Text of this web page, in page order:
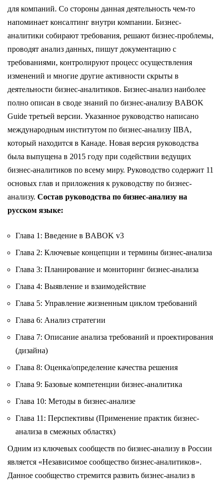
для компаний. Со стороны данная деятельность чем-то
напоминает консалтинг внутри компании. Бизнес-
аналитики собирают требования, решают бизнес-проблемы,
проводят анализ данных, пишут документацию с
требованиями, контролируют процесс осуществления
изменений и многие другие активности скрыты в
деятельности бизнес-аналитиков. Бизнес-анализ наиболее
полно описан в своде знаний по бизнес-анализу BABOK
Guide третьей версии. Указанное руководство написано
международным институтом по бизнес-анализу IIBA,
который находится в Канаде. Новая версия руководства
была выпущена в 2015 году при содействии ведущих
бизнес-аналитиков по всему миру. Руководство содержит 11
основых глав и приложения к руководству по бизнес-
анализу. Состав руководства по бизнес-анализу на
русском языке:
Глава 1: Введение в BABOK v3
Глава 2: Ключевые концепции и термины бизнес-анализа
Глава 3: Планирование и мониторинг бизнес-анализа
Глава 4: Выявление и взаимодействие
Глава 5: Управление жизненным циклом требований
Глава 6: Анализ стратегии
Глава 7: Описание анализа требований и проектирования
(дизайна)
Глава 8: Оценка/определение качества решения
Глава 9: Базовые компетенции бизнес-аналитика
Глава 10: Методы в бизнес-анализе
Глава 11: Перспективы (Применение практик бизнес-
анализа в смежных областях)
Одним из ключевых сообществ по бизнес-анализу в России
является «Независимое сообщество бизнес-аналитиков».
Данное сообщество стремится развить бизнес-анализ в